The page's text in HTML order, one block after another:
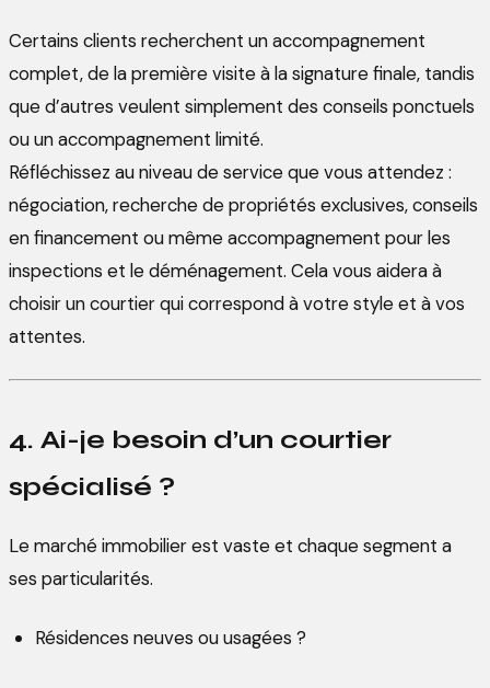
Certains clients recherchent un accompagnement
complet, de la première visite à la signature finale, tandis
que d’autres veulent simplement des conseils ponctuels
ou un accompagnement limité.
Réfléchissez au niveau de service que vous attendez :
négociation, recherche de propriétés exclusives, conseils
en financement ou même accompagnement pour les
inspections et le déménagement. Cela vous aidera à
choisir un courtier qui correspond à votre style et à vos
attentes.
4. Ai-je besoin d’un courtier
spécialisé ?
Le marché immobilier est vaste et chaque segment a
ses particularités.
Résidences neuves ou usagées ?